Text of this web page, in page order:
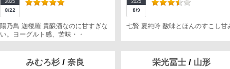
2025
8/22
陽乃鳥 迦楼羅 貴醸酒なのに甘すぎな
い。ヨーグルト感、苦味・・
2025
8/9
七賢 夏純吟 酸味とほんのすこし甘
みむろ杉 / 奈良 栄光冨士 / 山形